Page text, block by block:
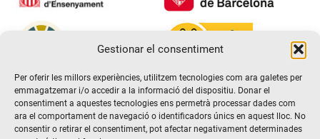
Gestionar el consentiment
Per oferir les millors experiències, utilitzem tecnologies com ara galetes per
emmagatzemar i/o accedir a la informació del dispositiu. Donar el
consentiment a aquestes tecnologies ens permetrà processar dades com
ara el comportament de navegació o identificadors únics en aquest lloc. No
consentir o retirar el consentiment, pot afectar negativament determinades